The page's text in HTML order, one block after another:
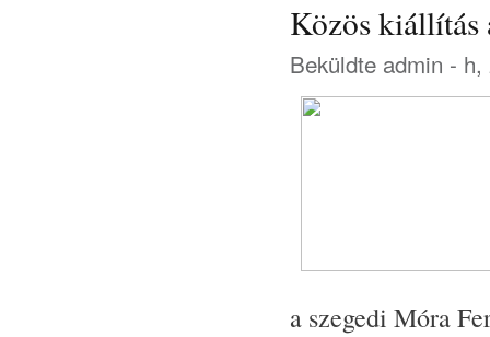
Közös kiállítás
Beküldte admin - h,
a szegedi Móra